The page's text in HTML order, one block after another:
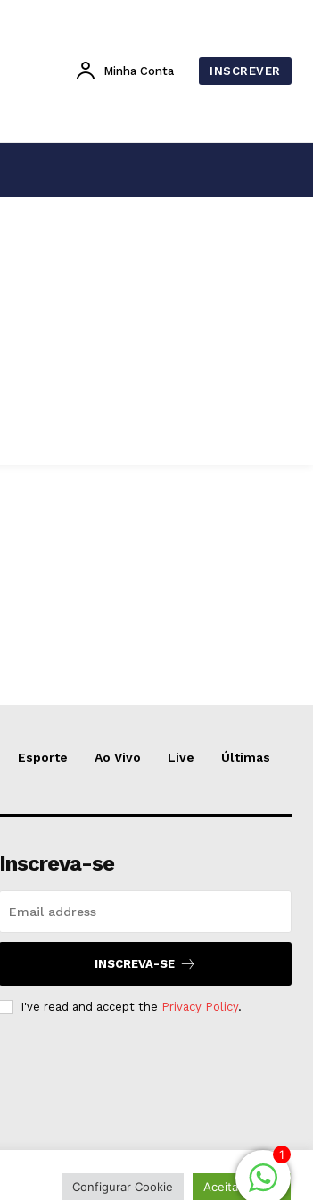
Minha Conta INSCREVER
Esporte Ao Vivo Live Últimas
Inscreva-se
INSCREVA-SE
I've read and accept the Privacy Policy.
1
Configurar Cookie Aceitar Todos